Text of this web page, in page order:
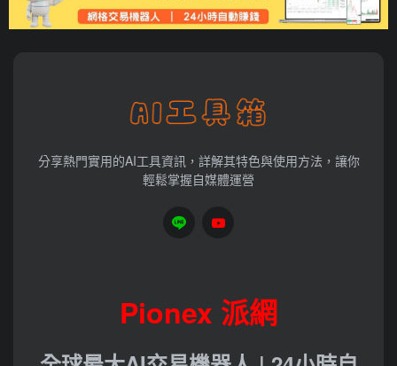
分享熱門實用的AI工具資訊，詳解其特色與使用方法，讓你
輕鬆掌握自媒體運營
Pionex 派網